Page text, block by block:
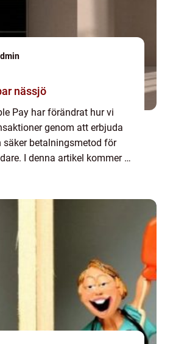
nässjö
Pay har förändrat hur vi
genom att erbjuda
säker betalningsmetod för
I denna artikel kommer vi